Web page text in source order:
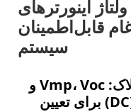
اینورترهای
قابل‌اطمینان
سیستم
رمزگشایی از مشخصات نام‌پلاک: Vmp، Voc و
حداکثر ولتاژ ورودی مستقیم (DC) برای تعیین